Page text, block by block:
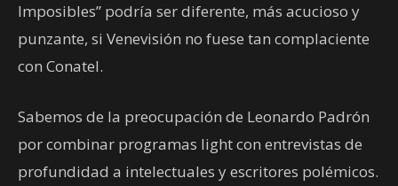
Imposibles” podría ser diferente, más acucioso y
punzante, si Venevisión no fuese tan complaciente
con Conatel.
Sabemos de la preocupación de Leonardo Padrón
por combinar programas light con entrevistas de
profundidad a intelectuales y escritores polémicos.